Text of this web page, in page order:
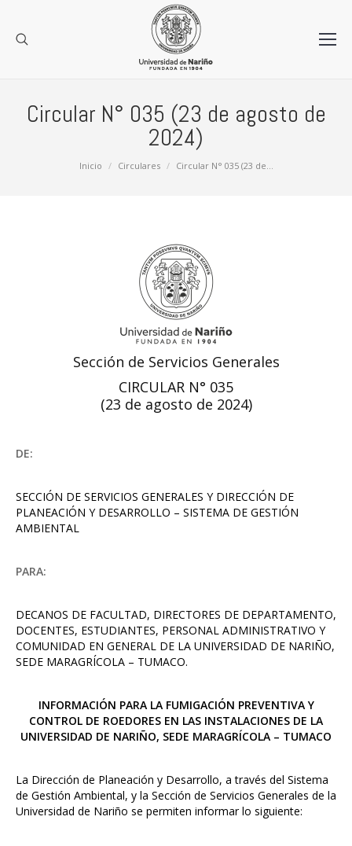
Circular N° 035 (23 de agosto de
2024)
Inicio Circulares Circular N° 035 (23 de…
Sección de Servicios Generales
CIRCULAR N° 035
(23 de agosto de 2024)
DE:
SECCIÓN DE SERVICIOS GENERALES Y DIRECCIÓN DE
PLANEACIÓN Y DESARROLLO – SISTEMA DE GESTIÓN
AMBIENTAL
PARA:
DECANOS DE FACULTAD, DIRECTORES DE DEPARTAMENTO,
DOCENTES, ESTUDIANTES, PERSONAL ADMINISTRATIVO Y
COMUNIDAD EN GENERAL DE LA UNIVERSIDAD DE NARIÑO,
SEDE MARAGRÍCOLA – TUMACO.
INFORMACIÓN PARA LA FUMIGACIÓN PREVENTIVA Y
CONTROL DE ROEDORES EN LAS INSTALACIONES DE LA
UNIVERSIDAD DE NARIÑO, SEDE MARAGRÍCOLA – TUMACO
La Dirección de Planeación y Desarrollo, a través del Sistema
de Gestión Ambiental, y la Sección de Servicios Generales de la
Universidad de Nariño se permiten informar lo siguiente: